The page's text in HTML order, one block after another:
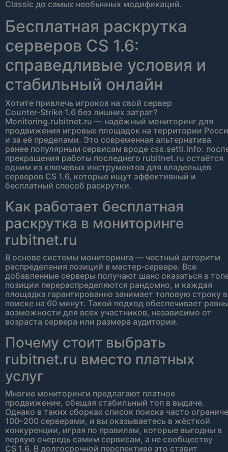
Classic до самых необычных модификаций.
Бесплатная раскрутка
серверов CS 1.6:
справедливые условия и
стабильный онлайн
Хотите привлечь игроков на свой сервер
Counter‑Strike 1.6 без лишних затрат?
Monitoring.rubitnet.ru — надёжный мониторинг для
продвижения игровых площадок на территории
и за её пределами. Это современная альтернатива
ранее популярным сервисам вроде css.setti.info:
прекращения работы последнего rubitnet.ru остаётся
одним из ключевых инструментов для владельцев
серверов CS 1.6, которые ищут эффективный и
бесплатный способ раскрутки.
Как работает бесплатная
раскрутка в мониторинге
rubitnet.ru
В основе системы мониторинга — честный алгоритм
распределения позиций в мастер‑сервере. Все
добавленные серверы получают шанс оказаться в
позиции перераспределяются рандомно, и каждая
площадка гарантированно занимает топовую строку в
поиске на 60 минут. Такой подход обеспечивает
возможности для всех участников, независимо от
возраста сервера или размера аудитории.
Почему стоит выбрать
rubitnet.ru вместо платных
услуг
Многие мониторинги предлагают платное
продвижение, обещая стабильный топ в выдаче.
Однако в таких сборках список поиска часто
100–200 серверами, и вы оказываетесь в жёсткой
конкуренции, играя по правилам, которые выгодны в
первую очередь самим сервисам, а не сообществу
CS 1.6. В долгосрочной перспективе это ставит